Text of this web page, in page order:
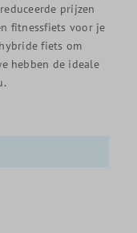
prijzen
fitnessfiets voor je
fiets om
hebben de ideale